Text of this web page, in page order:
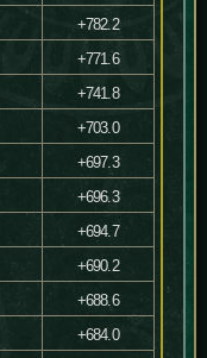
+782.2
+771.6
+741.8
+703.0
+697.3
+696.3
+694.7
+690.2
+688.6
+684.0